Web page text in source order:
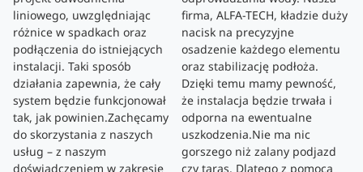
liniowego, uwzględniając
różnice w spadkach oraz
podłączenia do istniejących
instalacji. Taki sposób
działania zapewnia, że cały
system będzie funkcjonował
tak, jak powinien.Zachęcamy
do skorzystania z naszych
usług – z naszym
doświadczeniem w zakresie
firma, ALFA-TECH, kładzie duży
nacisk na precyzyjne
osadzenie każdego elementu
oraz stabilizację podłoża.
Dzięki temu mamy pewność,
że instalacja będzie trwała i
odporna na ewentualne
uszkodzenia.Nie ma nic
gorszego niż zalany podjazd
czy taras. Dlatego z pomocą